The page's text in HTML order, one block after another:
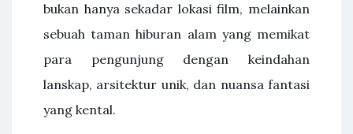
bukan hanya sekadar lokasi film, melainkan
sebuah taman hiburan alam yang memikat
para pengunjung dengan keindahan
lanskap, arsitektur unik, dan nuansa fantasi
yang kental.